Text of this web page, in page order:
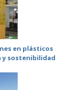
en plásticos
y sostenibilidad